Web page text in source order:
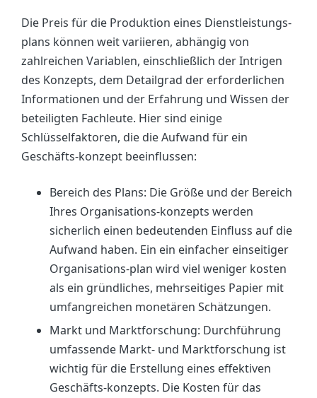
Die Preis für die Produktion eines Dienstleistungs-
plans können weit variieren, abhängig von
zahlreichen Variablen, einschließlich der Intrigen
des Konzepts, dem Detailgrad der erforderlichen
Informationen und der Erfahrung und Wissen der
beteiligten Fachleute. Hier sind einige
Schlüsselfaktoren, die die Aufwand für ein
Geschäfts-konzept beeinflussen:
Bereich des Plans: Die Größe und der Bereich
Ihres Organisations-konzepts werden
sicherlich einen bedeutenden Einfluss auf die
Aufwand haben. Ein ein einfacher einseitiger
Organisations-plan wird viel weniger kosten
als ein gründliches, mehrseitiges Papier mit
umfangreichen monetären Schätzungen.
Markt und Marktforschung: Durchführung
umfassende Markt- und Marktforschung ist
wichtig für die Erstellung eines effektiven
Geschäfts-konzepts. Die Kosten für das